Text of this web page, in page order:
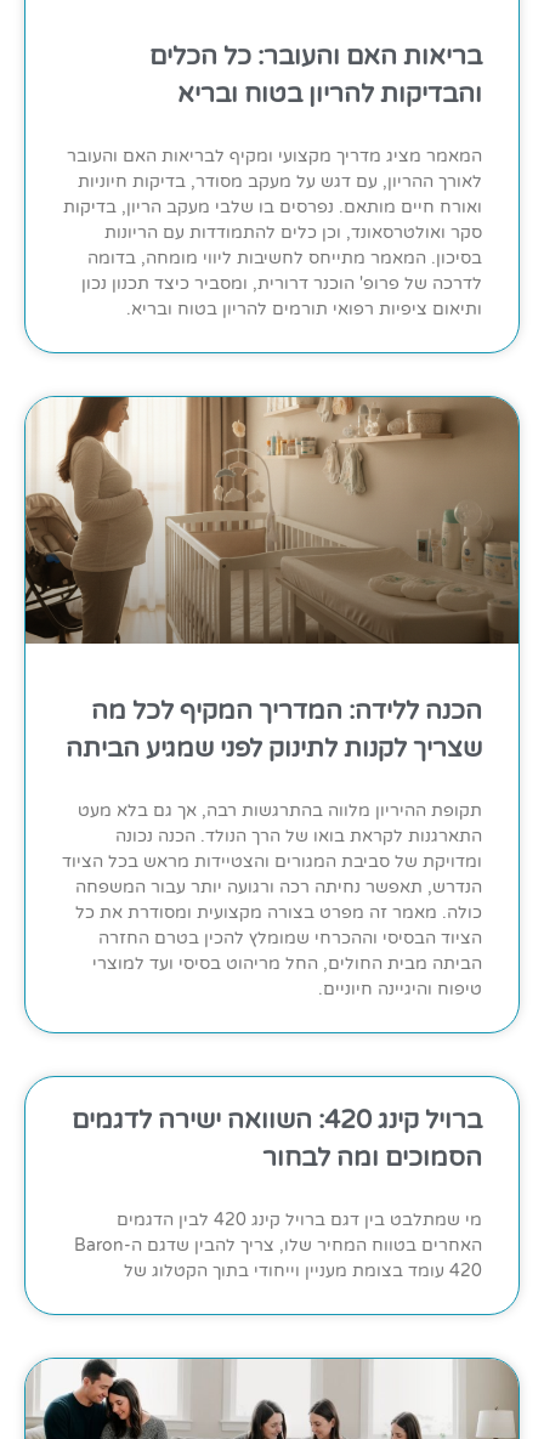
בריאות האם והעובר: כל הכלים
והבדיקות להריון בטוח ובריא
המאמר מציג מדריך מקצועי ומקיף לבריאות האם והעובר
לאורך ההריון, עם דגש על מעקב מסודר, בדיקות חיוניות
ואורח חיים מותאם. נפרסים בו שלבי מעקב הריון, בדיקות
סקר ואולטרסאונד, וכן כלים להתמודדות עם הריונות
בסיכון. המאמר מתייחס לחשיבות ליווי מומחה, בדומה
לדרכה של פרופ' הוכנר דרורית, ומסביר כיצד תכנון נכון
ותיאום ציפיות רפואי תורמים להריון בטוח ובריא.
הכנה ללידה: המדריך המקיף לכל מה
שצריך לקנות לתינוק לפני שמגיע הביתה
תקופת ההיריון מלווה בהתרגשות רבה, אך גם בלא מעט
התארגנות לקראת בואו של הרך הנולד. הכנה נכונה
ומדויקת של סביבת המגורים והצטיידות מראש בכל הציוד
הנדרש, תאפשר נחיתה רכה ורגועה יותר עבור המשפחה
כולה. מאמר זה מפרט בצורה מקצועית ומסודרת את כל
הציוד הבסיסי וההכרחי שמומלץ להכין בטרם החזרה
הביתה מבית החולים, החל מריהוט בסיסי ועד למוצרי
טיפוח והיגיינה חיוניים.
ברויל קינג 420: השוואה ישירה לדגמים
הסמוכים ומה לבחור
מי שמתלבט בין דגם ברויל קינג 420 לבין הדגמים
האחרים בטווח המחיר שלו, צריך להבין שדגם ה-Baron
420 עומד בצומת מעניין וייחודי בתוך הקטלוג של